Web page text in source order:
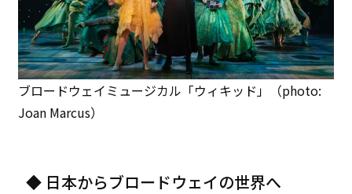
ブロードウェイミュージカル「ウィキッド」（photo:
Joan Marcus）
◆ 日本からブロードウェイの世界へ